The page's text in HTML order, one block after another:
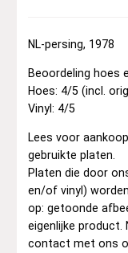
NL-persing, 1978
Beoordeling hoes
Hoes: 4/5 (incl.
Vinyl: 4/5
Lees voor
gebruikte platen.
Platen die door
en/of vinyl)
op: getoonde
eigenlijke product.
contact met ons